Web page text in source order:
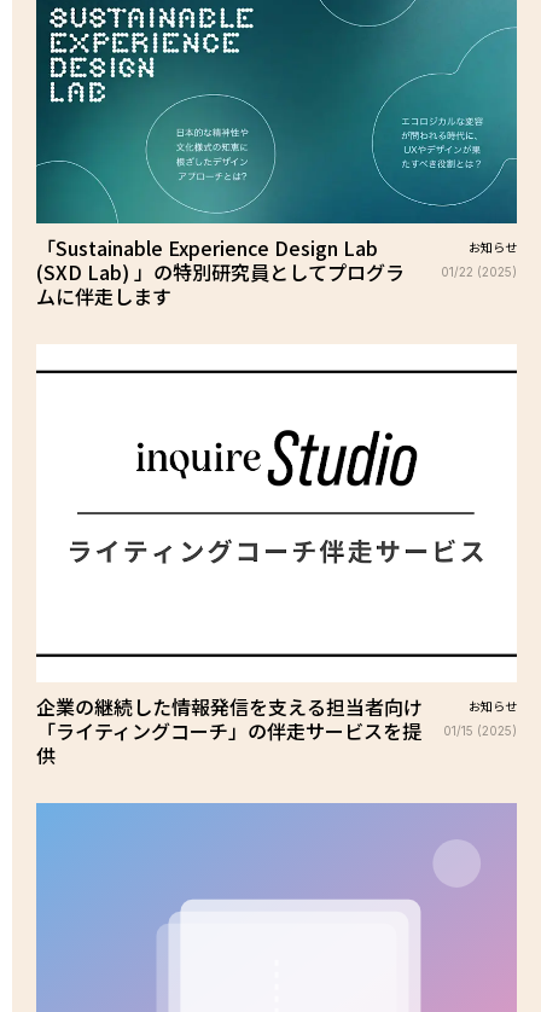
「Sustainable Experience Design Lab
(SXD Lab) 」の特別研究員としてプログラ
ムに伴走します
お知らせ
01/22 (2025)
企業の継続した情報発信を支える担当者向け
「ライティングコーチ」の伴走サービスを提
供
お知らせ
01/15 (2025)